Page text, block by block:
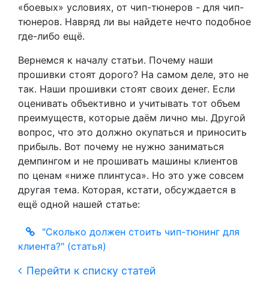
«боевых» условиях, от чип-тюнеров - для чип-
тюнеров. Навряд ли вы найдете нечто подобное
где-либо ещё.
Вернемся к началу статьи. Почему наши
прошивки стоят дорого? На самом деле, это не
так. Наши прошивки стоят своих денег. Если
оценивать объективно и учитывать тот объем
преимуществ, которые даём лично мы. Другой
вопрос, что это должно окупаться и приносить
прибыль. Вот почему не нужно заниматься
демпингом и не прошивать машины клиентов
по ценам «ниже плинтуса». Но это уже совсем
другая тема. Которая, кстати, обсуждается в
ещё одной нашей статье:
"Сколько должен стоить чип-тюнинг для
клиента?" (статья)
Перейти к списку статей